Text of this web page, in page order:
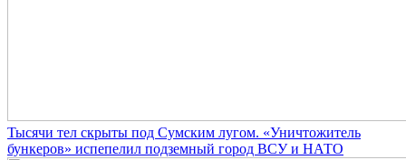
Тысячи тел скрыты под Сумским лугом. «Уничтожитель
бункеров» испепелил подземный город ВСУ и НАТО